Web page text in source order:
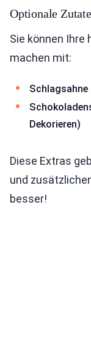
Optionale
Sie können Ihre
machen mit:
Schlagsahne
Dekorieren)
Diese Extras
und
besser!